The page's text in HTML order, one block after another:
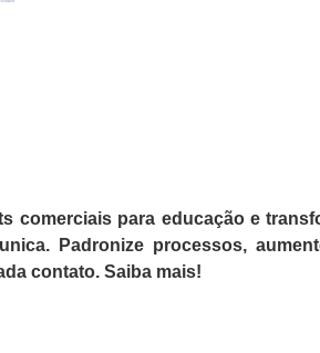
comerciais para educação e
Padronize processos,
contato. Saiba mais!